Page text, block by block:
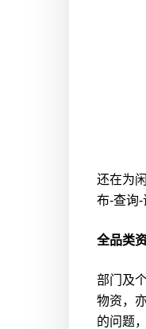
还在为
布-查询-
全品类
部门及
物资，
的问题